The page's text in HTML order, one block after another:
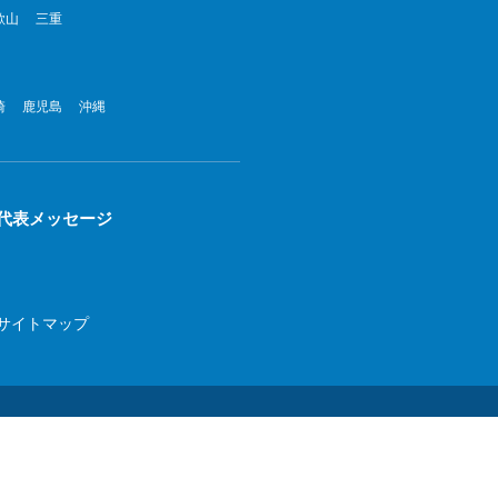
年8月
年5月
年4月
山 三重
鹿児島 沖縄
表メッセージ
イトマップ